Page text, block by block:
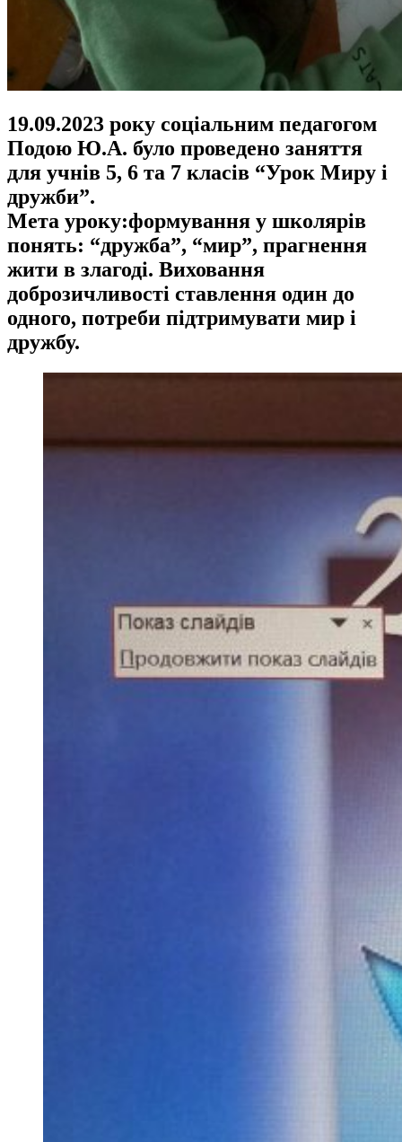
19.09.2023 року соціальним педагогом
Подою Ю.А. було проведено заняття
для учнів 5, 6 та 7 класів “Урок Миру і
дружби”.
Мета уроку:формування у школярів
понять: “дружба”, “мир”, прагнення
жити в злагоді. Виховання
доброзичливості ставлення один до
одного, потреби підтримувати мир і
дружбу.